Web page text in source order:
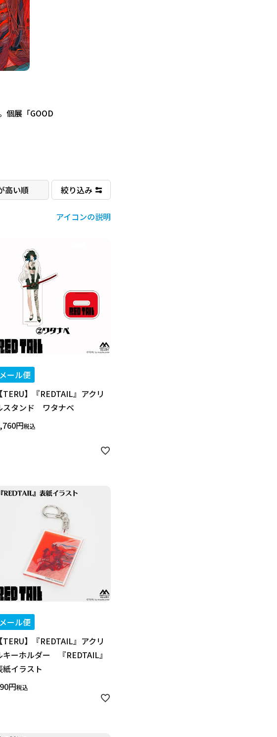
個展「GOOD
絞り込み
アイコンの説明
メール便
【TERU】『REDTAIL』アクリ
スタンド ワタナベ
税込
メール便
【TERU】『REDTAIL』アクリ
キーホルダー 『REDTAIL』
紙イラスト
税込